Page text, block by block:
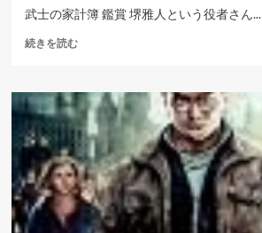
武士の家計簿 鑑賞 堺雅人という役者さん...
続きを読む武
家
計
簿
に
つ
い
て
さ
ら